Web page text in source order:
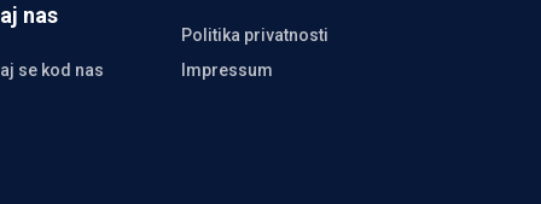
nas
Politika privatnosti
se kod nas
Impressum